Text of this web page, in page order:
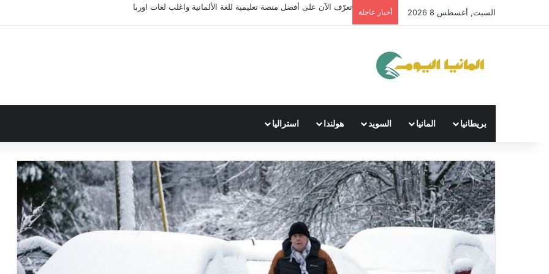
السبت, أغسطس 8 2026 أخبار عاجلة
تعرّف الآن على أفضل منصة تعليمية للغة الألمانية واغلب لغات اوربا
بريطانيا المانيا السويد هولندا استراليا